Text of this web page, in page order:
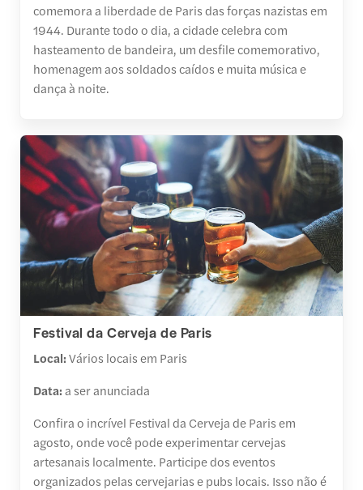
comemora a liberdade de Paris das forças nazistas em
1944. Durante todo o dia, a cidade celebra com
hasteamento de bandeira, um desfile comemorativo,
homenagem aos soldados caídos e muita música e
dança à noite.
Festival da Cerveja de Paris
Local:Vários locais em Paris
Data:a ser anunciada
Confira o incrível Festival da Cerveja de Paris em
agosto, onde você pode experimentar cervejas
artesanais localmente. Participe dos eventos
organizados pelas cervejarias e pubs locais. Isso não é